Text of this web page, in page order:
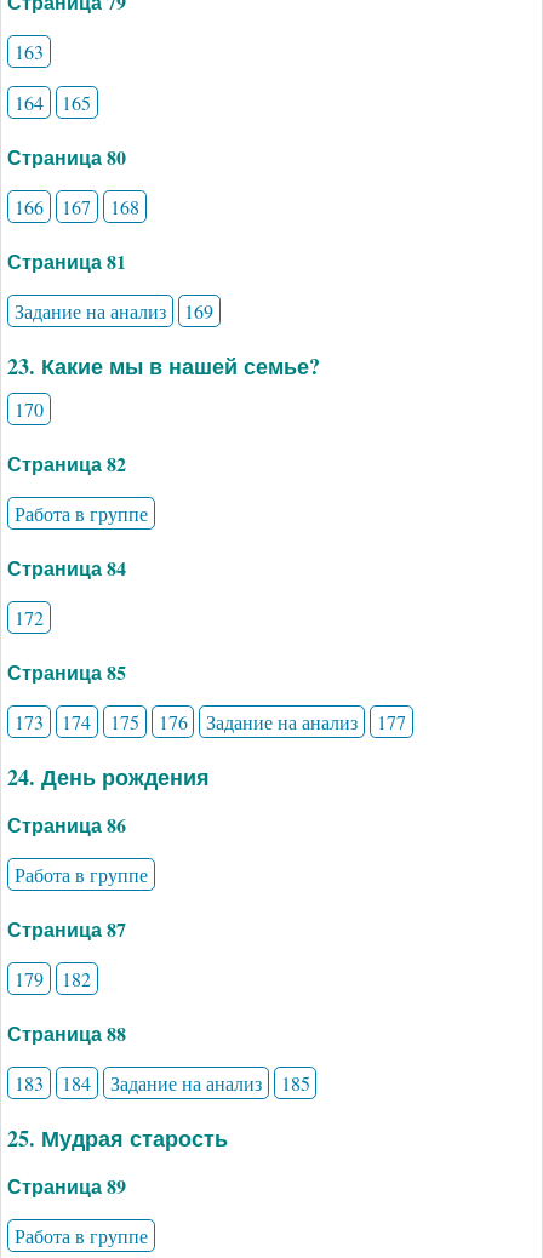
163
164
165
Страница 80
166 167 168
Страница 81
Задание на анализ 169
23. Какие мы в нашей семье?
170
Страница 82
Работа в группе
Страница 84
172
Страница 85
173 174 175 176 Задание на анализ 177
24. День рождения
Страница 86
Работа в группе
Страница 87
179 182
Страница 88
183 184 Задание на анализ 185
25. Мудрая старость
Страница 89
Работа в группе